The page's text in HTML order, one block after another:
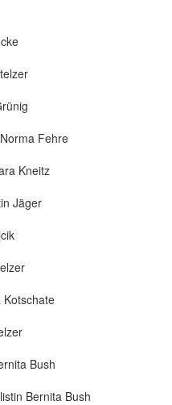
Fehre
Kneitz
Jäger
Kotschate
Bush
Bernita Bush